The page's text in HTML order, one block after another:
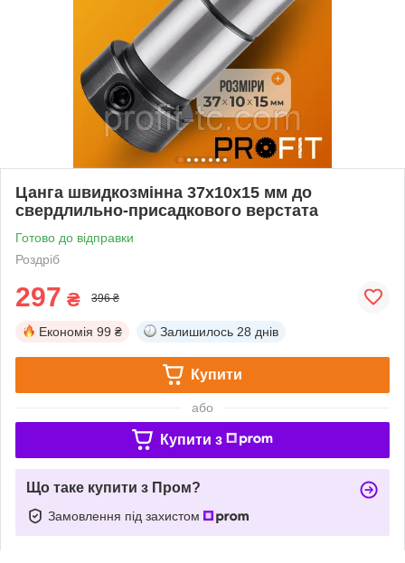
Цанга швидкозмінна 37х10х15 мм до
свердлильно-присадкового верстата
Готово до відправки
Роздріб
297 ₴ 396 ₴
Економія 99 ₴ Залишилось 28 днів
Купити
або
Купити з
Що таке купити з Пром?
Замовлення під захистом